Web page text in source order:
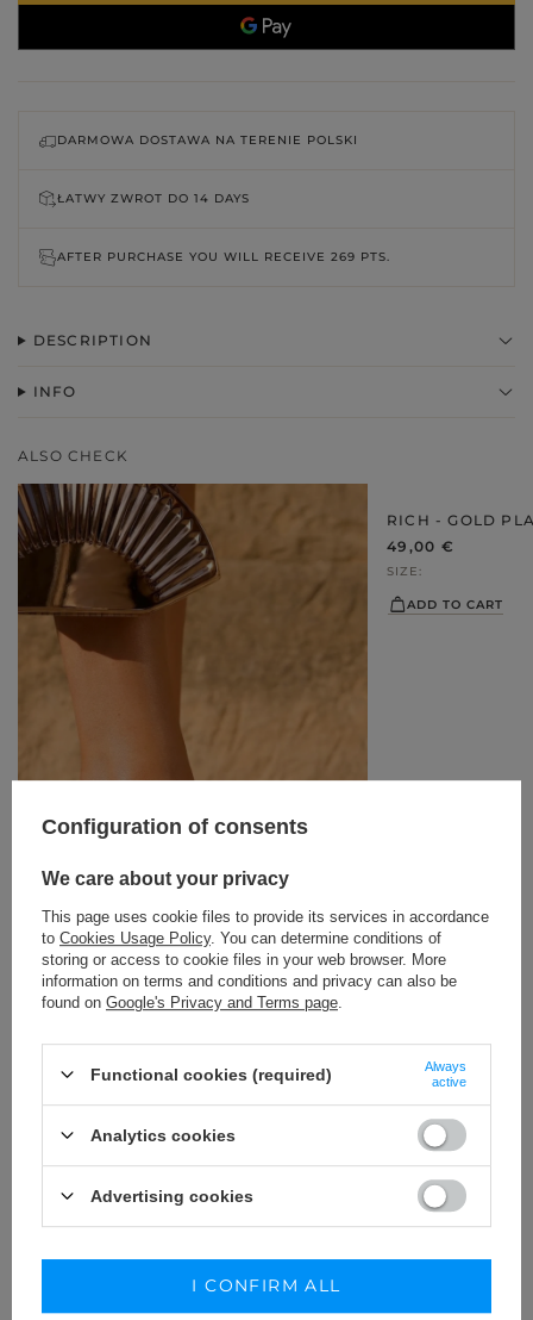
DARMOWA DOSTAWA NA TERENIE POLSKI
ŁATWY ZWROT DO 14 DAYS
AFTER PURCHASE YOU WILL RECEIVE 269 PTS.
DESCRIPTION
INFO
ALSO CHECK
VALLES – GOLD SANDALS WITH
219,00 €
SIZE COLOUR GOLD
WYBIERZ OPCJĘ
RICH - GOLD
49,00 €
SIZE
ADD TO CART
KUP STYLIZACJĘ
Configuration of consents
We care about your privacy
This page uses cookie files to provide its services in accordance
to Cookies Usage Policy. You can determine conditions of
storing or access to cookie files in your web browser. More
information on terms and conditions and privacy can also be
found on Google's Privacy and Terms page
Functional cookies (required)
Always
active
Analytics cookies
Advertising cookies
I CONFIRM ALL